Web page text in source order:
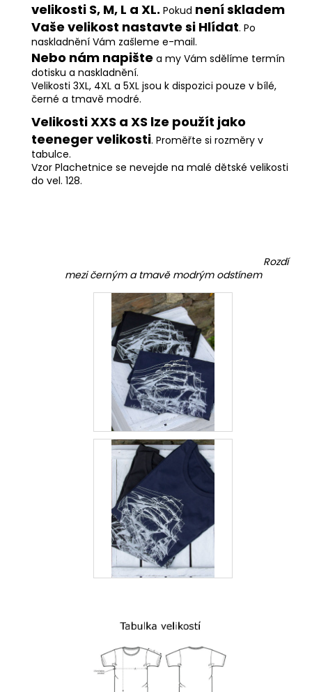
velikosti S, M, L a XL. Pokud není skladem
Vaše velikost nastavte si Hlídat. Po
naskladnění Vám zašleme e-mail.
Nebo nám napište a my Vám sdělíme termín
dotisku a naskladnění.
Velikosti 3XL, 4XL a 5XL jsou k dispozici pouze v bílé,
černé a tmavě modré.
Velikosti XXS a XS lze použít jako
teeneger velikosti. Proměřte si rozměry v
tabulce.
Vzor Plachetnice se nevejde na malé dětské velikosti
do vel. 128.
Rozdí
mezi černým a tmavě modrým odstínem